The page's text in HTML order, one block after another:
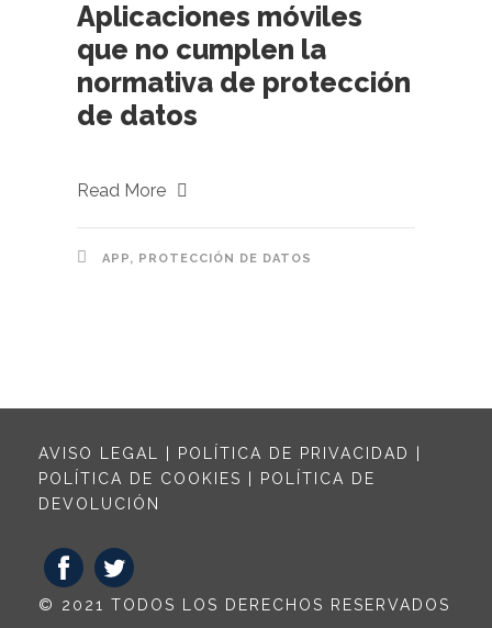
Aplicaciones móviles
que no cumplen la
normativa de protección
de datos
Read More
APP, PROTECCIÓN DE DATOS
AVISO LEGAL | POLÍTICA DE PRIVACIDAD
|
POLÍTICA DE COOKIES | POLÍTICA DE
DEVOLUCIÓN
© 2021 TODOS LOS DERECHOS RESERVADOS